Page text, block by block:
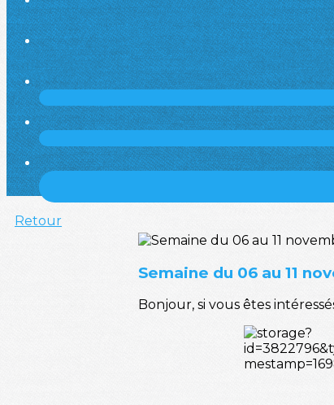
Retour
Semaine du 06 au 11
Bonjour, si vous êtes